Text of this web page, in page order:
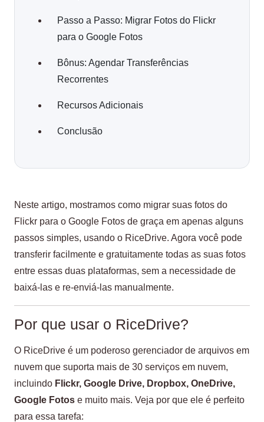
Passo a Passo: Migrar Fotos do Flickr
para o Google Fotos
Bônus: Agendar Transferências
Recorrentes
Recursos Adicionais
Conclusão
Neste artigo, mostramos como migrar suas fotos do
Flickr para o Google Fotos de graça em apenas alguns
passos simples, usando o RiceDrive. Agora você pode
transferir facilmente e gratuitamente todas as suas fotos
entre essas duas plataformas, sem a necessidade de
baixá-las e re-enviá-las manualmente.
Por que usar o RiceDrive?
O RiceDrive é um poderoso gerenciador de arquivos em
nuvem que suporta mais de 30 serviços em nuvem,
incluindo Flickr, Google Drive, Dropbox, OneDrive,
Google Fotos e muito mais. Veja por que ele é perfeito
para essa tarefa: